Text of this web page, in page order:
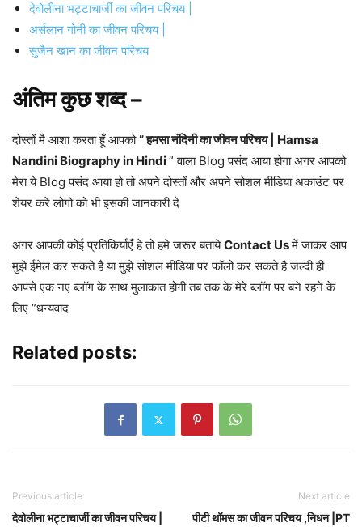
देवोलीना भट्टाचार्जी का जीवन परिचय |
अर्सलान गोनी का जीवन परिचय |
सुजैन खान का जीवन परिचय
अंतिम कुछ शब्द –
दोस्तों मै आशा करता हूँ आपको” हमसा नंदिनी का जीवन परिचय | Hamsa
Nandini Biography in Hindi” वाला Blog पसंद आया होगा अगर आपको
मेरा ये Blog पसंद आया हो तो अपने दोस्तों और अपने सोशल मीडिया अकाउंट पर
शेयर करे लोगो को भी इसकी जानकारी दे
अगर आपकी कोई प्रतिकिर्याएँ हे तो हमे जरूर बतायेContact Usमें जाकर आप
मुझे ईमेल कर सकते है या मुझे सोशल मीडिया पर फॉलो कर सकते है जल्दी ही
आपसे एक नए ब्लॉग के साथ मुलाकात होगी तब तक के मेरे ब्लॉग पर बने रहने के
लिए ”धन्यवाद
Related posts:
Previous article
देवोलीना भट्टाचार्जी का जीवन परिचय |
Next article
पीटी थॉमस का जीवन परिचय ,निधन |PT